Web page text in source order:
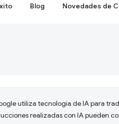
Blog Novedades de
utiliza tecnología de IA para
realizadas con IA pueden